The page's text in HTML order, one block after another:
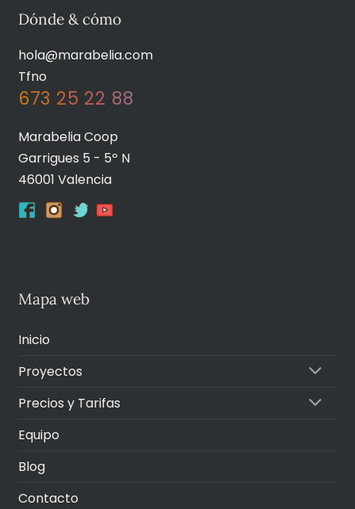
Dónde & cómo
hola@marabelia.com
Tfno
673 25 22 88
Marabelia Coop
Garrigues 5 - 5º N
46001 Valencia
Mapa web
Inicio
Proyectos
Precios y Tarifas
Equipo
Blog
Contacto